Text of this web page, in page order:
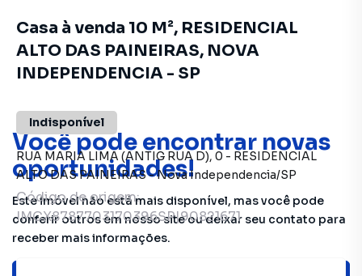
Você pode encontrar novas
oportunidades!
Este imóvel não está mais disponível, mas você pode
conferir outros em nosso site ou deixar seu contato para
receber mais informações.
Casa à venda 10 M², RESIDENCIAL
ALTO DAS PAINEIRAS, NOVA
INDEPENDENCIA - SP
Indisponível
RUA MARIA LIMA (ANTIG RUA D), 0 - RESIDENCIAL
ALTO DAS PAINEIRAS-Nova Independencia/SP
Código de origem:
IMCX8787703170396SP|90821671